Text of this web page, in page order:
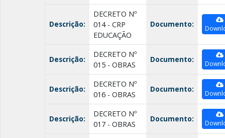
Descrição:
DECRETO Nº
014 - CRP
EDUCAÇÃO
Documento:
Descrição:
DECRETO Nº
015 - OBRAS
Documento:
Descrição:
DECRETO Nº
016 - OBRAS
Documento:
Descrição:
DECRETO Nº
017 - OBRAS
Documento: